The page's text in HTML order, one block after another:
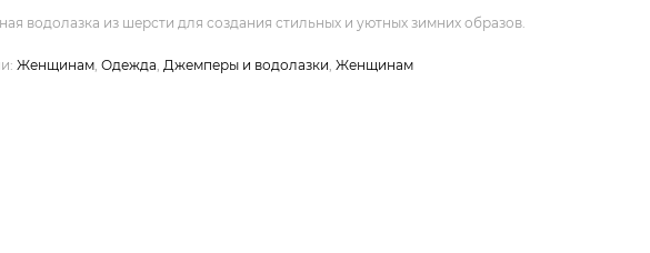
водолазка из шерсти для создания стильных и уютных зимних образов.
Женщинам Одежда Джемперы и водолазки Женщинам